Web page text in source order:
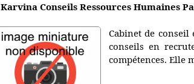
Karvina Conseils Ressources Humaines
Cabinet de conseil
conseils en
compétences. Elle